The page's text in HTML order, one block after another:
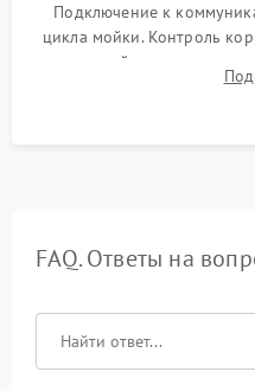
Подключение к
цикла мойки. Контроль
до нужной температуры,
штатного слива и
FAQ. Ответы на